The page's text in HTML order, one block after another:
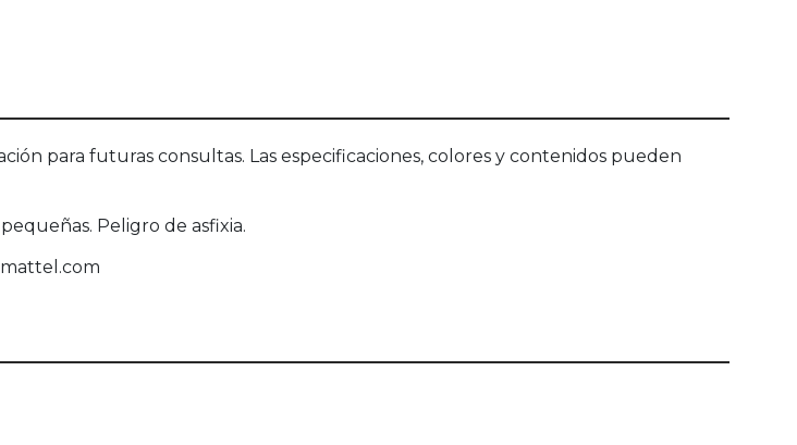
para futuras consultas. Las especificaciones, colores y contenidos pueden
Peligro de asfixia.